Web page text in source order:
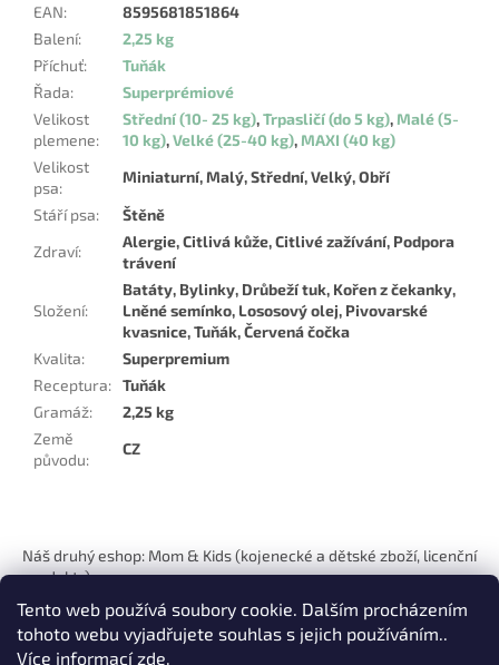
Tento web používá soubory cookie. Dalším procházením
tohoto webu vyjadřujete souhlas s jejich používáním..
Více informacízde.
EAN:
8595681851864
Balení:
2,25 kg
Příchuť:
Tuňák
Řada:
Superprémiové
Velikost
plemene:
Střední (10- 25 kg),Trpasličí (do 5 kg), Malé (5-
10 kg),Velké (25-40 kg), MAXI (40 kg)
Velikost
psa:
Miniaturní, Malý, Střední, Velký, Obří
Stáří psa:
Štěně
Zdraví:
Alergie, Citlivá kůže, Citlivé zažívání, Podpora
trávení
Složení:
Batáty, Bylinky, Drůbeží tuk, Kořen z čekanky,
Lněné semínko, Lososový olej, Pivovarské
kvasnice, Tuňák, Červená čočka
Kvalita:
Superpremium
Receptura: Tuňák
Gramáž:
2,25 kg
Země
původu:
CZ
p
Náš druhý eshop: Mom & Kids (kojenecké a dětské zboží, licenční
produkty)